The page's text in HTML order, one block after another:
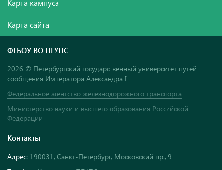
Карта кампуса
Карта сайта
ФГБОУ ВО ПГУПС
2026 © Петербургский государственный университет путей
сообщения Императора Александра I
Федеральное агентство железнодорожного транспорта
Министерство науки и высшего образования Российской
Федерации
Контакты
Адрес: 190031, Санкт-Петербург, Московский пр., 9